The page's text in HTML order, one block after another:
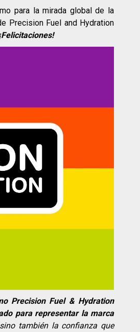
para la mirada global de la
Precision Fuel and Hydration
Precision Fuel & Hydration
para representar la marca
también la confianza que